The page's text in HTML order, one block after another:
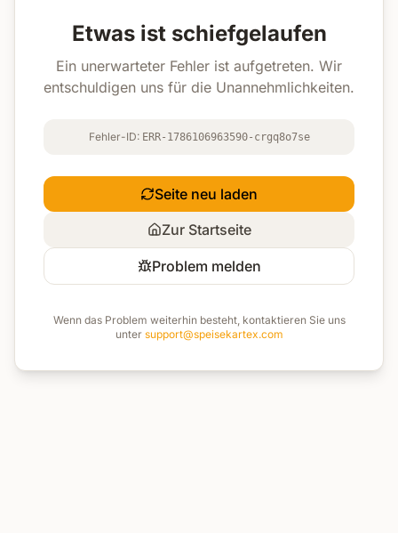
Etwas ist schiefgelaufen
Ein unerwarteter Fehler ist aufgetreten. Wir
entschuldigen uns für die Unannehmlichkeiten.
Fehler-ID: ERR-1786106963590-crgq8o7se
Seite neu laden
Zur Startseite
Problem melden
Wenn das Problem weiterhin besteht, kontaktieren Sie uns
unter support@speisekartex.com